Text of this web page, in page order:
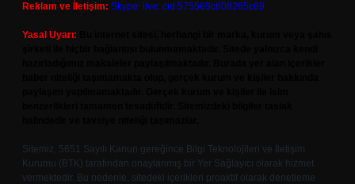
Reklam ve İletişim: Skype: live:.cid.575569c608265c69
Yasal Uyarı:
Sitemiz, 5651 Sayılı Kanun gereğince Bilgi Teknolojileri ve İletişim
Kurumu (BTK) tarafından onaylanmış bir Yer Sağlayıcı olarak hizmet
vermektedir. Bu nedenle, sitedeki içerikleri proaktif olarak denetleme